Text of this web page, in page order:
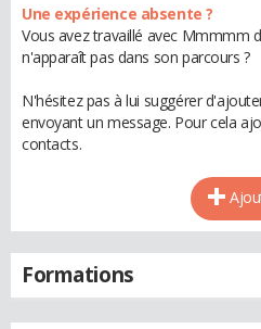
Une expérience absente ?
Vous avez travaillé avec Mmmmm
n'apparaît pas dans son parcours ?
N'hésitez pas à lui suggérer
envoyant un message. Pour cela
contacts.
Formations